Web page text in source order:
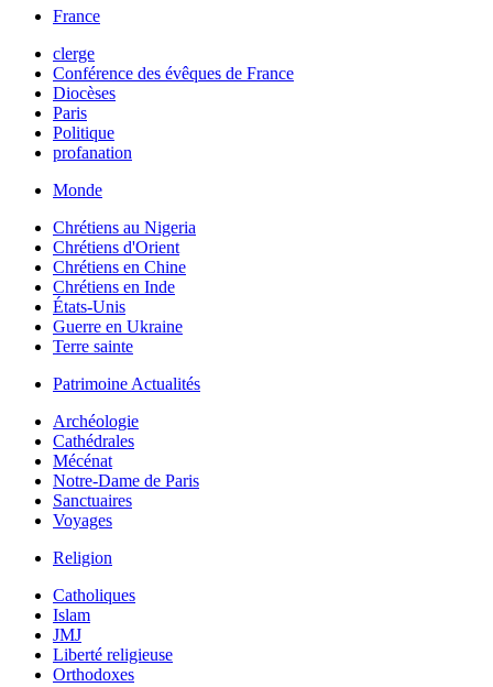
France
clerge
Conférence des évêques de France
Diocèses
Paris
Politique
profanation
Monde
Chrétiens au Nigeria
Chrétiens d'Orient
Chrétiens en Chine
Chrétiens en Inde
États-Unis
Guerre en Ukraine
Terre sainte
Patrimoine Actualités
Archéologie
Cathédrales
Mécénat
Notre-Dame de Paris
Sanctuaires
Voyages
Religion
Catholiques
Islam
JMJ
Liberté religieuse
Orthodoxes